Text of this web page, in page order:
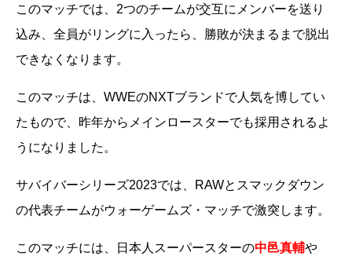
このマッチでは、2つのチームが交互にメンバーを送り
込み、全員がリングに入ったら、勝敗が決まるまで脱出
できなくなります。
このマッチは、WWEのNXTブランドで人気を博してい
たもので、昨年からメインロースターでも採用されるよ
うになりました。
サバイバーシリーズ2023では、RAWとスマックダウン
の代表チームがウォーゲームズ・マッチで激突します。
このマッチには、日本人スーパースターの中邑真輔や